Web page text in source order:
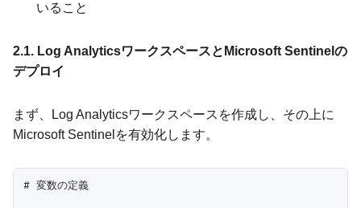
いること
2.1. Log AnalyticsワークスペースとMicrosoft Sentinelの
デプロイ
まず、Log Analyticsワークスペースを作成し、その上に
Microsoft Sentinelを有効化します。
# 変数の定義